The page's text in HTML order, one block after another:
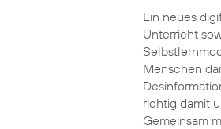
Ein neues
Unterricht
Menschen
richtig damit
Gemeinsam